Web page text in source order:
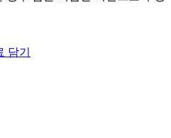
담기